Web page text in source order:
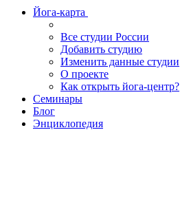
Йога-карта
Все студии России
Добавить студию
Изменить данные студии
О проекте
Как открыть йога-центр?
Семинары
Блог
Энциклопедия